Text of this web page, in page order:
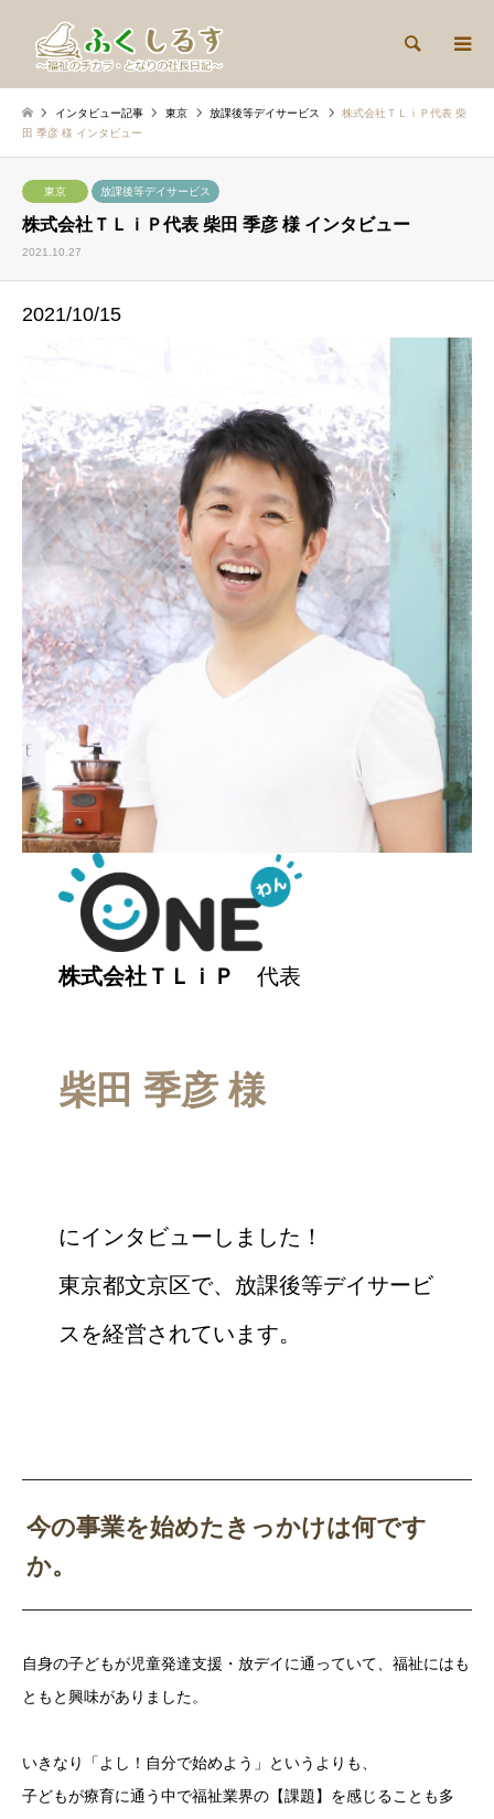
検索
インタビュー記事 東京 放課後等デイサービス
株式会社ＴＬｉＰ代表 柴
田 季彦 様 インタビュー
東京 放課後等デイサービス
株式会社ＴＬｉＰ代表 柴田 季彦 様 インタビュー
2021.10.27
2021/10/15
株式会社ＴＬｉＰ 代表
柴田 季彦 様
にインタビューしました！
東京都文京区で、放課後等デイサービ
スを経営されています。
今の事業を始めたきっかけは何です
か。
自身の子どもが児童発達支援・放デイに通っていて、福祉にはも
ともと興味がありました。
いきなり「よし！自分で始めよう」というよりも、
子どもが療育に通う中で福祉業界の【課題】を感じることも多